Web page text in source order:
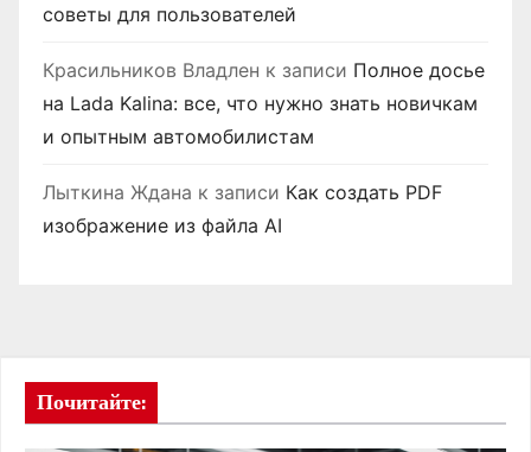
советы для пользователей
Красильников Владлен к записи Полное досье
на Lada Kalina: все, что нужно знать новичкам
и опытным автомобилистам
Лыткина Ждана к записи Как создать PDF
изображение из файла AI
Почитайте: